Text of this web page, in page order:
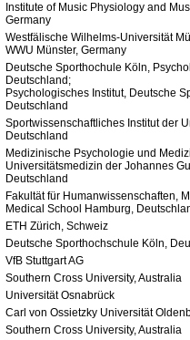
Institute of Music Physiology and
Germany
Westfälische Wilhelms-Universität
WWU Münster, Germany
Deutsche Sporthochule Köln,
Deutschland;
Psychologisches Institut, Deutsche
Deutschland
Sportwissenschaftliches Institut der
Deutschland
Medizinische Psychologie und
Universitätsmedizin der Johannes
Deutschland
Fakultät für Humanwissenschaften,
Medical School Hamburg,
ETH Zürich, Schweiz
Deutsche Sporthochschule Köln,
VfB Stuttgart AG
Southern Cross University, Australia
Universität Osnabrück
Carl von Ossietzky Universität
Southern Cross University, Australia